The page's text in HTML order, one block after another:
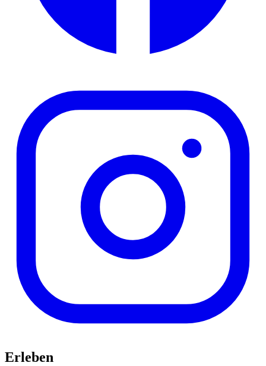
Erleben